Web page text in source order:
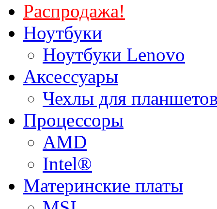
Распродажа!
Ноутбуки
Ноутбуки Lenovo
Аксессуары
Чехлы для
Процессоры
AMD
Intel®
Материнские платы